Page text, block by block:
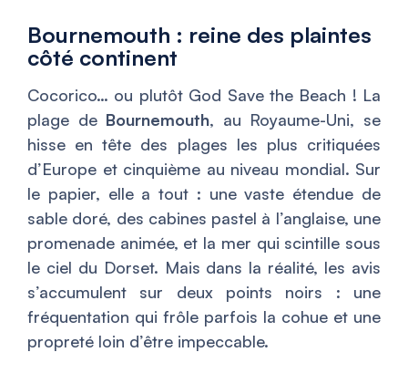
Bournemouth : reine des plaintes
côté continent
Cocorico… ou plutôt God Save the Beach ! La
plage de Bournemouth, au Royaume-Uni, se
hisse en tête des plages les plus critiquées
d’Europe et cinquième au niveau mondial. Sur
le papier, elle a tout : une vaste étendue de
sable doré, des cabines pastel à l’anglaise, une
promenade animée, et la mer qui scintille sous
le ciel du Dorset. Mais dans la réalité, les avis
s’accumulent sur deux points noirs : une
fréquentation qui frôle parfois la cohue et une
propreté loin d’être impeccable.